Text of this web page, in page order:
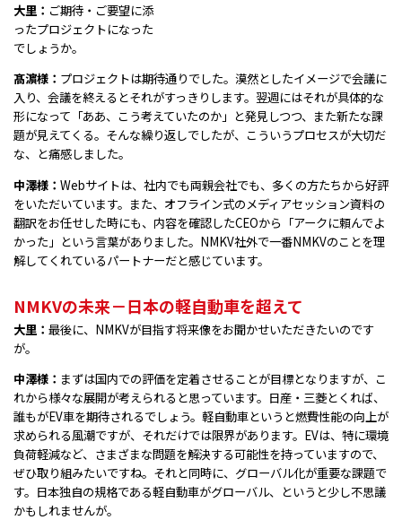
大里： ご期待・ご要望に添
ったプロジェクトになった
でしょうか。
髙濵様： プロジェクトは期待通りでした。漠然としたイメージで会議に
入り、会議を終えるとそれがすっきりします。翌週にはそれが具体的な
形になって「ああ、こう考えていたのか」と発見しつつ、また新たな課
題が見えてくる。そんな繰り返しでしたが、こういうプロセスが大切だ
な、と痛感しました。
中澤様： Webサイトは、社内でも両親会社でも、多くの方たちから好評
をいただいています。また、オフライン式のメディアセッション資料の
翻訳をお任せした時にも、内容を確認したCEOから「アークに頼んでよ
かった」という言葉がありました。NMKV社外で一番NMKVのことを理
解してくれているパートナーだと感じています。
NMKVの未来－日本の軽自動車を超えて
大里： 最後に、NMKVが目指す将来像をお聞かせいただきたいのです
が。
中澤様： まずは国内での評価を定着させることが目標となりますが、こ
れから様々な展開が考えられると思っています。日産・三菱とくれば、
誰もがEV車を期待されるでしょう。軽自動車というと燃費性能の向上が
求められる風潮ですが、それだけでは限界があります。EVは、特に環境
負荷軽減など、さまざまな問題を解決する可能性を持っていますので、
ぜひ取り組みたいですね。それと同時に、グローバル化が重要な課題で
す。日本独自の規格である軽自動車がグローバル、というと少し不思議
かもしれませんが。